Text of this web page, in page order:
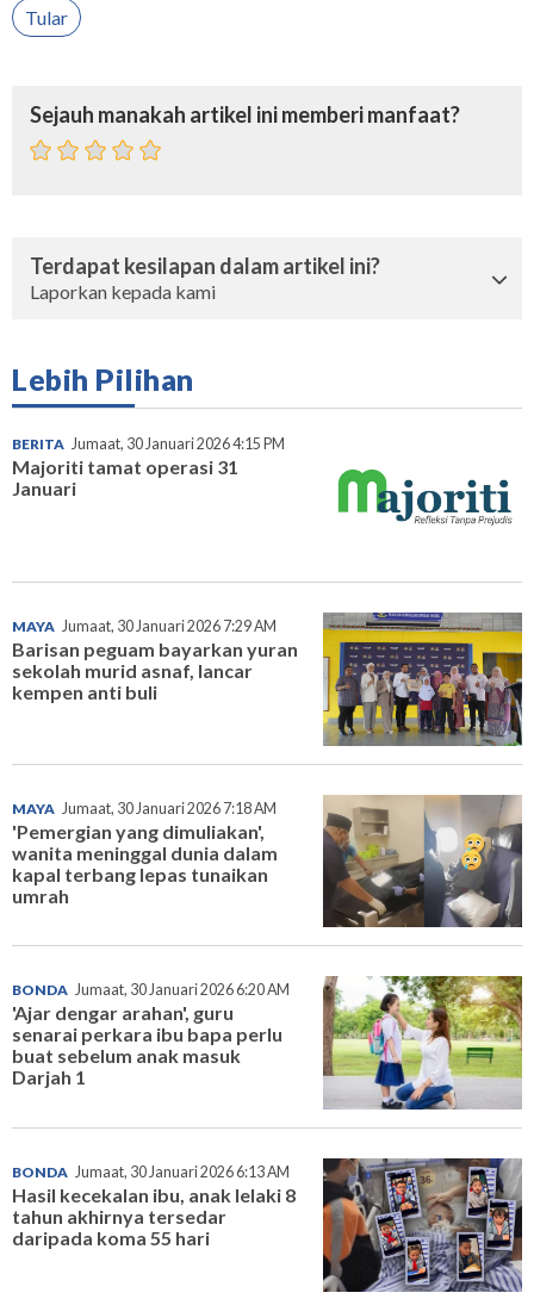
Tular
Sejauh manakah artikel ini memberi manfaat?
Terdapat kesilapan dalam artikel ini?
Laporkan kepada kami
Lebih Pilihan
BERITA Jumaat, 30 Januari 2026 4:15 PM
Majoriti tamat operasi 31
Januari
MAYA Jumaat, 30 Januari 2026 7:29 AM
Barisan peguam bayarkan yuran
sekolah murid asnaf, lancar
kempen anti buli
MAYA Jumaat, 30 Januari 2026 7:18 AM
'Pemergian yang dimuliakan',
wanita meninggal dunia dalam
kapal terbang lepas tunaikan
umrah
BONDA Jumaat, 30 Januari 2026 6:20 AM
'Ajar dengar arahan', guru
senarai perkara ibu bapa perlu
buat sebelum anak masuk
Darjah 1
BONDA Jumaat, 30 Januari 2026 6:13 AM
Hasil kecekalan ibu, anak lelaki 8
tahun akhirnya tersedar
daripada koma 55 hari